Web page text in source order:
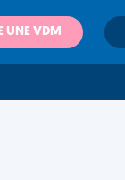
UNE VDM